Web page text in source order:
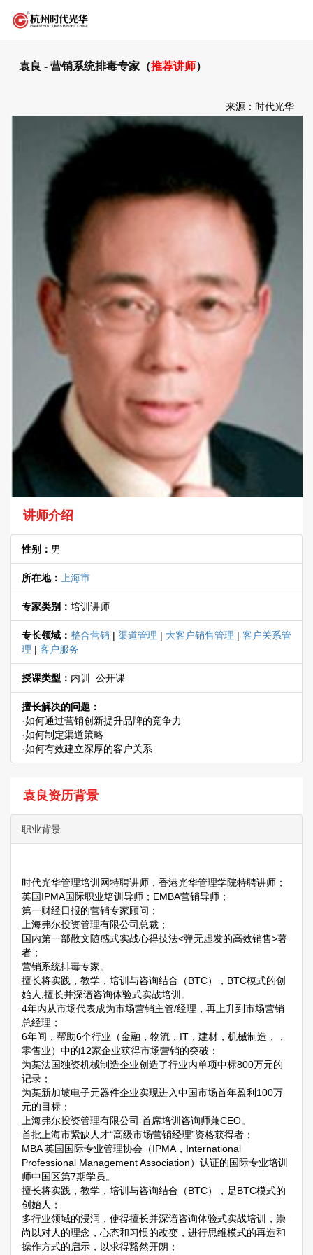
袁良 - 营销系统排毒专家（推荐讲师）
来源：时代光华
讲师介绍
性别： 男
所在地： 上海市
专家类别： 培训讲师
专长领域： 整合营销 | 渠道管理 | 大客户销售管理 | 客户关系管
理 | 客户服务
授课类型： 内训 公开课
擅长解决的问题：
·如何通过营销创新提升品牌的竞争力
·如何制定渠道策略
·如何有效建立深厚的客户关系
袁良资历背景
职业背景
时代光华管理培训网特聘讲师，香港光华管理学院特聘讲师；
英国IPMA国际职业培训导师；EMBA营销导师；
第一财经日报的营销专家顾问；
上海弗尔投资管理有限公司总裁；
国内第一部散文随感式实战心得技法<弹无虚发的高效销售>著
者；
营销系统排毒专家。
擅长将实践，教学，培训与咨询结合（BTC），BTC模式的创
始人,擅长并深谙咨询体验式实战培训。
4年内从市场代表成为市场营销主管/经理，再上升到市场营销
总经理；
6年间，帮助6个行业（金融，物流，IT，建材，机械制造，，
零售业）中的12家企业获得市场营销的突破：
为某法国独资机械制造企业创造了行业内单项中标800万元的
记录；
为某新加坡电子元器件企业实现进入中国市场首年盈利100万
元的目标；
上海弗尔投资管理有限公司 首席培训咨询师兼CEO。
首批上海市紧缺人才“高级市场营销经理”资格获得者；
MBA 英国国际专业管理协会（IPMA，International
Professional Management Association）认证的国际专业培训
师中国区第7期学员。
擅长将实践，教学，培训与咨询结合（BTC），是BTC模式的
创始人；
多行业领域的浸润，使得擅长并深谙咨询体验式实战培训，崇
尚以对人的理念，心态和习惯的改变，进行思维模式的再造和
操作方式的启示，以求得豁然开朗；